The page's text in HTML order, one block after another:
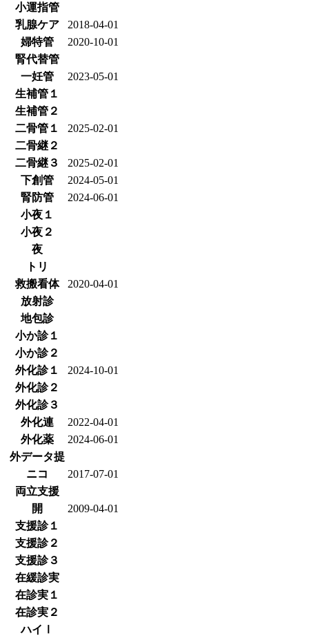
小運指管
乳腺ケア
2018-04-01
婦特管
2020-10-01
腎代替管
一妊管
2023-05-01
生補管１
生補管２
二骨管１
2025-02-01
二骨継２
二骨継３
2025-02-01
下創管
2024-05-01
腎防管
2024-06-01
小夜１
小夜２
夜
トリ
救搬看体
2020-04-01
放射診
地包診
小か診１
小か診２
外化診１
2024-10-01
外化診２
外化診３
外化連
2022-04-01
外化薬
2024-06-01
外データ提
ニコ
2017-07-01
両立支援
開
2009-04-01
支援診１
支援診２
支援診３
在緩診実
在診実１
在診実２
ハイⅠ